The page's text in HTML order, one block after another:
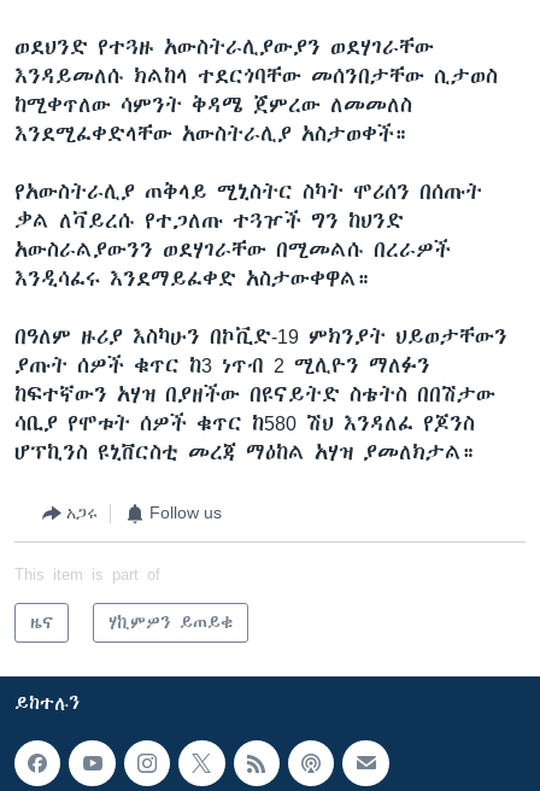
ወደህንድ የተጓዙ አውስትራሊያውያን ወደሃገራቸው
እንዳይመለሱ ክልከላ ተደርጎባቸው መሰንበታቸው ሲታወስ
ከሚቀጥለው ሳምንት ቅዳሜ ጀምረው ለመመለስ
እንደሚፈቀድላቸው አውስትራሊያ አስታወቀች።
የአውስትራሊያ ጠቅላይ ሚኒስትር ስካት ሞሪሰን በሰጡት
ቃል ለቫይረሱ የተጋለጡ ተጓዦች ግን ከህንድ
አውስራልያውንን ወደሃገራቸው በሚመልሱ በረራዎች
እንዲሳፈሩ እንደማይፈቀድ አስታውቀዋል።
በዓለም ዙሪያ እስካሁን በኮቪድ-19 ምክንያት ህይወታቸውን
ያጡት ሰዎች ቁጥር ከ3 ነጥብ 2 ሚሊዮን ማለፉን
ከፍተኛውን አሃዝ በያዘችው በዩናይትድ ስቴትስ በበሽታው
ሳቢያ የሞቱት ሰዎች ቁጥር ከ580 ሽህ እንዳለፈ የጆንስ
ሆፕኪንስ ዩኒቨርስቲ መረጃ ማዕከል አሃዝ ያመለክታል።
አጋሩ Follow us
This item is part of
ዜና ሃኪምዎን ይጠይቁ
ይከተሉን